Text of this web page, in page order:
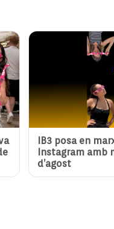
IB3 posa en
Instagram amb
d’agost